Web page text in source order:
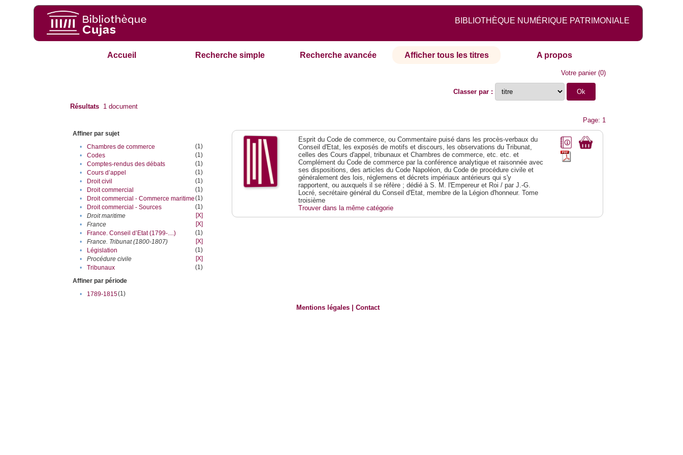
BIBLIOTHÈQUE NUMÉRIQUE PATRIMONIALE
Accueil Recherche simple Recherche avancée Afficher tous les titres A propos
Votre panier(0)
Classer par :
Résultats 1 document
Page: 1
Affiner par sujet
•
Chambres de commerce
(1)
•
Codes
(1)
•
Comptes-rendus des débats
(1)
•
Cours d’appel
(1)
•
Droit civil
(1)
•
Droit commercial
(1)
•
Droit commercial - Commerce maritime(1)
•
Droit commercial - Sources
(1)
•
Droit maritime
[X]
•
France
[X]
•
France. Conseil d’Etat (1799-....)
(1)
•
France. Tribunat (1800-1807)
[X]
•
Législation
(1)
•
Procédure civile
[X]
•
Tribunaux
(1)
Affiner par période
•
1789-1815(1)
Esprit du Code de commerce, ou Commentaire puisé dans les procès-verbaux du
Conseil d'Etat, les exposés de motifs et discours, les observations du Tribunat,
celles des Cours d'appel, tribunaux et Chambres de commerce, etc. etc. et
Complément du Code de commerce par la conférence analytique et raisonnée avec
ses dispositions, des articles du Code Napoléon, du Code de procédure civile et
généralement des lois, réglemens et décrets impériaux antérieurs qui s'y
rapportent, ou auxquels il se réfère ; dédié à S. M. l'Empereur et Roi / par J.-G.
Locré, secrétaire général du Conseil d'Etat, membre de la Légion d'honneur. Tome
troisième
Trouver dans la même catégorie
Mentions légales |Contact